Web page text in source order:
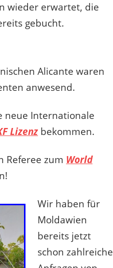
wieder erwartet, die
gebucht.
Alicante waren
anwesend.
neue Internationale
Lizenz bekommen.
Referee zum World
Wir haben für
Moldawien
bereits jetzt
schon zahlreiche